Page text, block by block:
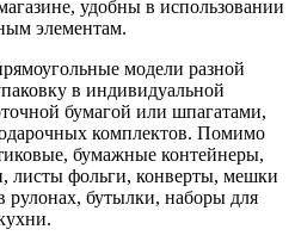
удобны в использовании
элементам.
модели разной
в индивидуальной
бумагой или шпагатами,
комплектов. Помимо
бумажные контейнеры,
листы фольги, конверты, мешки
рулонах, бутылки, наборы для